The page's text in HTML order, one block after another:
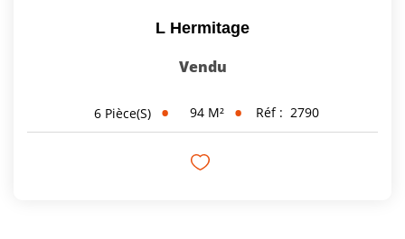
L Hermitage
Vendu
6 Pièce(s) 94 M² Réf : 2790